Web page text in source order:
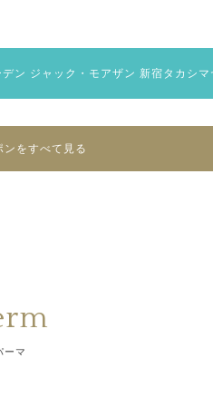
ン ジャック・モアザン 新宿タカシマ
ンをすべて見る
ーマ